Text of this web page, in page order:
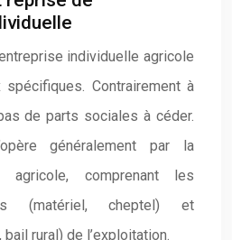
individuelle agricole
Contrairement à
de parts sociales à céder.
généralement par la
comprenant les
(matériel, cheptel) et
rural) de l’exploitation.